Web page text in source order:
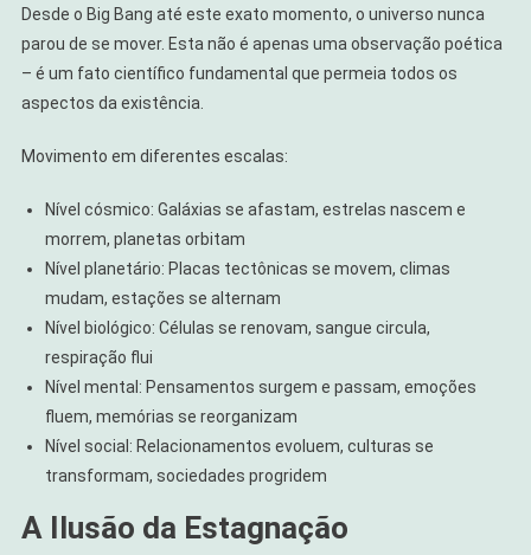
Desde o Big Bang até este exato momento, o universo nunca
parou de se mover. Esta não é apenas uma observação poética
– é um fato científico fundamental que permeia todos os
aspectos da existência.
Movimento em diferentes escalas:
Nível cósmico: Galáxias se afastam, estrelas nascem e
morrem, planetas orbitam
Nível planetário: Placas tectônicas se movem, climas
mudam, estações se alternam
Nível biológico: Células se renovam, sangue circula,
respiração flui
Nível mental: Pensamentos surgem e passam, emoções
fluem, memórias se reorganizam
Nível social: Relacionamentos evoluem, culturas se
transformam, sociedades progridem
A Ilusão da Estagnação